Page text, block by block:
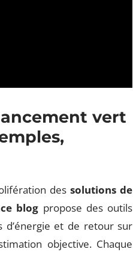
vert
dessolutions de
blog propose des outils
d’énergie et de retour sur
objective. Chaque